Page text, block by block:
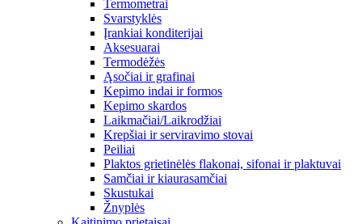
Termometrai
Svarstyklės
Įrankiai konditerijai
Aksesuarai
Termodėžės
Ąsočiai ir grafinai
Kepimo indai ir formos
Kepimo skardos
Laikmačiai/Laikrodžiai
Krepšiai ir serviravimo stovai
Peiliai
Plaktos grietinėlės flakonai, sifonai ir plaktuvai
Samčiai ir kiaurasamčiai
Skustukai
Žnyplės